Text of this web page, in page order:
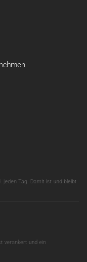
jeden Tag. Damit ist und bleibt
verankert und ein